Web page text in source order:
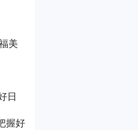
美
日
握好